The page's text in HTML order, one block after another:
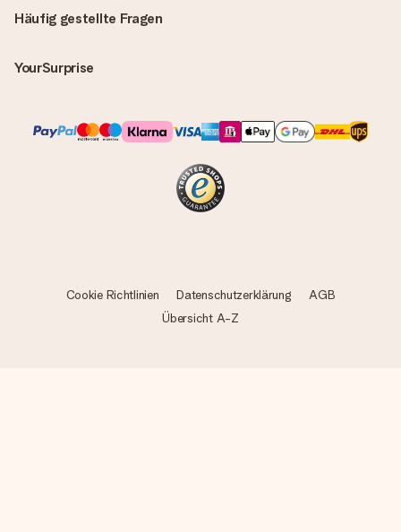
Häufig gestellte Fragen
YourSurprise
Cookie Richtlinien Datenschutzerklärung
AGB
Übersicht A-Z